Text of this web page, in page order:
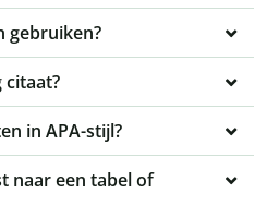
gebruiken?
citaat?
in APA-stijl?
naar een tabel of